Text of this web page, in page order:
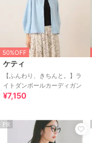
50%OFF
ケティ
【ふんわり、きちんと。】ラ
イトダンボールカーディガン
¥7,150
PR